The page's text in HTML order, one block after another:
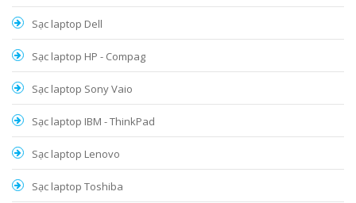
Sạc laptop Dell
Sạc laptop HP - Compag
Sạc laptop Sony Vaio
Sạc laptop IBM - ThinkPad
Sạc laptop Lenovo
Sạc laptop Toshiba